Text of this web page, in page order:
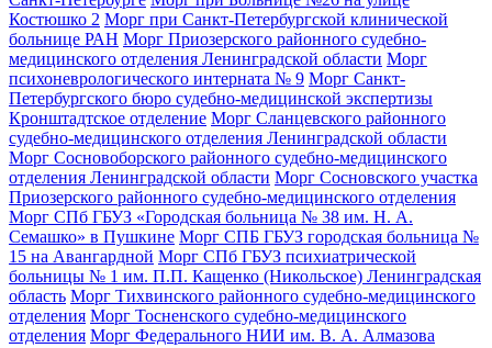
Костюшко 2 Морг при Санкт-Петербургской клинической
больнице РАН Морг Приозерского районного судебно-
медицинского отделения Ленинградской области Морг
психоневрологического интерната № 9 Морг Санкт-
Петербургского бюро судебно-медицинской экспертизы
Кронштадтское отделение Морг Сланцевского районного
судебно-медицинского отделения Ленинградской области
Морг Сосновоборского районного судебно-медицинского
отделения Ленинградской области Морг Сосновского участка
Приозерского районного судебно-медицинского отделения
Морг СПб ГБУЗ «Городская больница № 38 им. Н. А.
Семашко» в Пушкине Морг СПБ ГБУЗ городская больница №
15 на Авангардной Морг СПб ГБУЗ психиатрической
больницы № 1 им. П.П. Кащенко (Никольское) Ленинградская
область Морг Тихвинского районного судебно-медицинского
отделения Морг Тосненского судебно-медицинского
отделения Морг Федерального НИИ им. В. А. Алмазова